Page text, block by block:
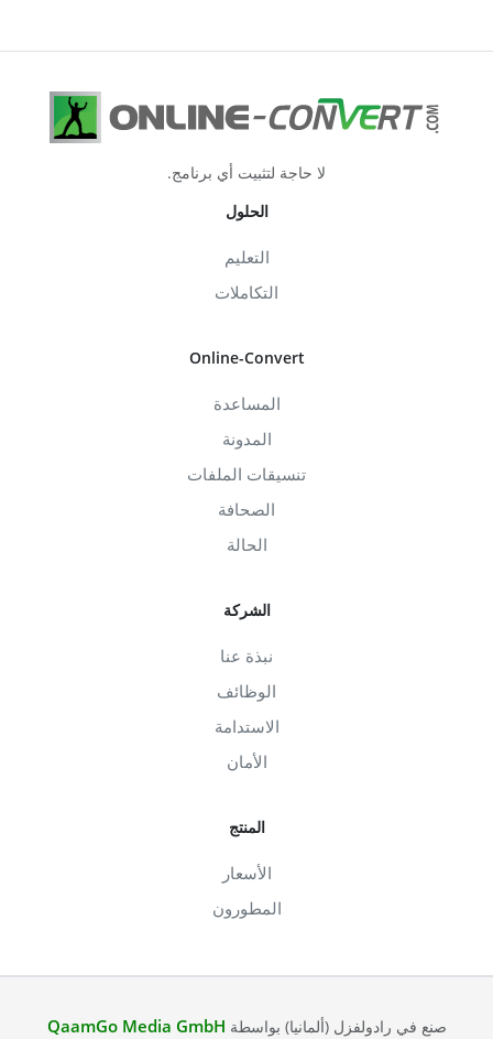
لا حاجة لتثبيت أي برنامج.
الحلول
التعليم
التكاملات
Online-Convert
المساعدة
المدونة
تنسيقات الملفات
الصحافة
الحالة
الشركة
نبذة عنا
الوظائف
الاستدامة
الأمان
المنتج
الأسعار
المطورون
صنع في رادولفزل (ألمانيا) بواسطة QaamGo Media GmbH